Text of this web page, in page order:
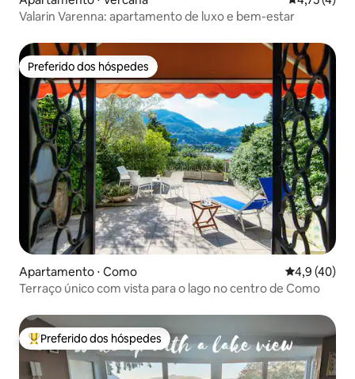
Valarin Varenna: apartamento de luxo e bem-estar
Preferido dos hóspedes
Preferido dos hóspedes
Apartamento ⋅ Como 4,9 de uma
4,9 (40)
Terraço único com vista para o lago no centro de Como
Entre os melhores preferidos dos hóspedes
Preferido dos hóspedes